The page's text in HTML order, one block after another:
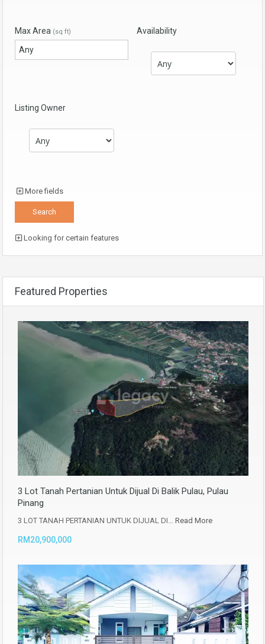
Max Area (sq ft) Availability
Listing Owner
More fields
Looking for certain features
Featured Properties
3 Lot Tanah Pertanian Untuk Dijual Di Balik Pulau, Pulau
Pinang
3 LOT TANAH PERTANIAN UNTUK DIJUAL DI… Read More
RM20,900,000